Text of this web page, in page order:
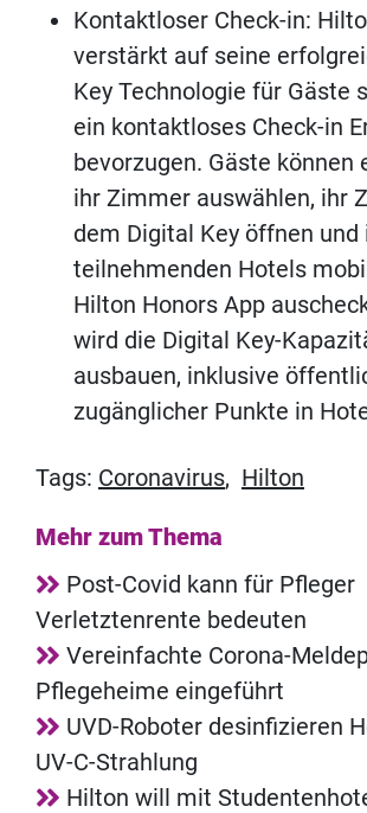
Kontaktloser Check-in:
verstärkt auf seine
Key Technologie für Gäste
ein kontaktloses Check-in
bevorzugen. Gäste können
ihr Zimmer auswählen, ihr
dem Digital Key öffnen und
teilnehmenden Hotels
Hilton Honors App
wird die Digital Key-
ausbauen, inklusive
zugänglicher Punkte in
Tags: Coronavirus, Hilton
Mehr zum Thema
Post-Covid kann für Pfleger
Verletztenrente bedeuten
Vereinfachte Corona-
Pflegeheime eingeführt
UVD-Roboter desinfizieren
UV-C-Strahlung
Hilton will mit